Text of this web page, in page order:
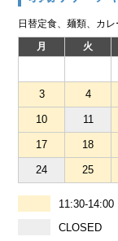
日替定食、麺類、カ
月 火
3 4
10 11
17 18
24 25
11:30-14:00
CLOSED